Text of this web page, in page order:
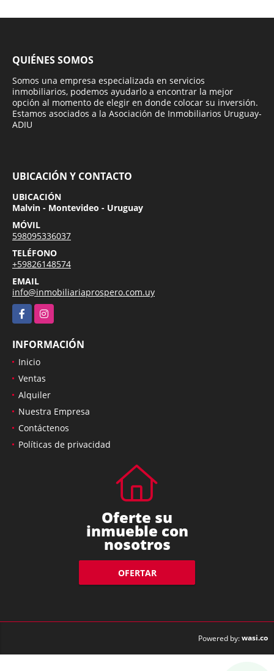
QUIÉNES SOMOS
Somos una empresa especializada en servicios
inmobiliarios, podemos ayudarlo a encontrar la mejor
opción al momento de elegir en donde colocar su inversión.
Estamos asociados a la Asociación de Inmobiliarios Uruguay-
ADIU
UBICACIÓN Y CONTACTO
UBICACIÓN
Malvin - Montevideo - Uruguay
MÓVIL
598095336037
TELÉFONO
+59826148574
EMAIL
info@inmobiliariaprospero.com.uy
FacebookInstagram
INFORMACIÓN
Inicio
Ventas
Alquiler
Nuestra Empresa
Contáctenos
Políticas de privacidad
Oferte su
inmueble con
nosotros
OFERTAR
Powered by:wasi.co